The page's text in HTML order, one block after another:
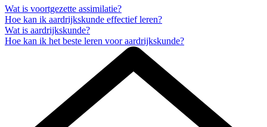
Wat is voortgezette assimilatie?
Hoe kan ik aardrijkskunde effectief leren?
Wat is aardrijkskunde?
Hoe kan ik het beste leren voor aardrijkskunde?